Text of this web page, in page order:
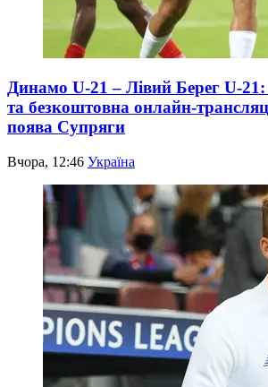
Динамо U-21 – Лівий Берег U-21:
та безкоштовна онлайн-
поява Супряги
Вчора, 12:46 Україна